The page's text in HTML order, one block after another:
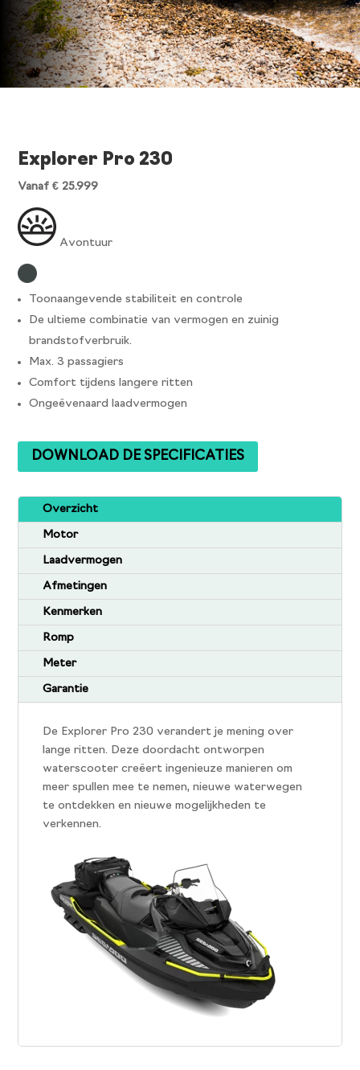
Explorer Pro 230
Vanaf € 25.999
Avontuur
Toonaangevende stabiliteit en controle
De ultieme combinatie van vermogen en zuinig
brandstofverbruik.
Max. 3 passagiers
Comfort tijdens langere ritten
Ongeëvenaard laadvermogen
DOWNLOAD DE SPECIFICATIES
Overzicht
Motor
Laadvermogen
Afmetingen
Kenmerken
Romp
Meter
Garantie
De Explorer Pro 230 verandert je mening over
lange ritten. Deze doordacht ontworpen
waterscooter creëert ingenieuze manieren om
meer spullen mee te nemen, nieuwe waterwegen
te ontdekken en nieuwe mogelijkheden te
verkennen.